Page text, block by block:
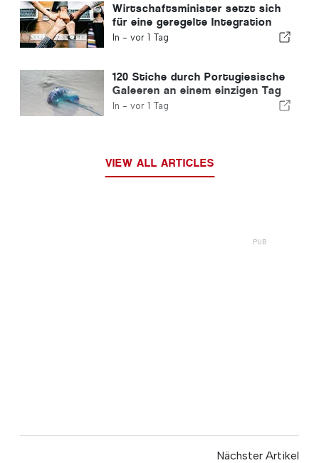
Wirtschaftsminister setzt sich
für eine geregelte Integration
ein und garantiert Einwanderern
In - vor 1 Tag
120 Stiche durch Portugiesische
Galeeren an einem einzigen Tag
verzeichnet
In - vor 1 Tag
VIEW ALL ARTICLES
Nächster Artikel